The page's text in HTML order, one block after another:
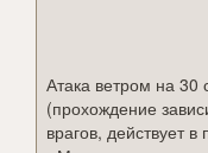
Атака ветром на
(прохождение
врагов, действует